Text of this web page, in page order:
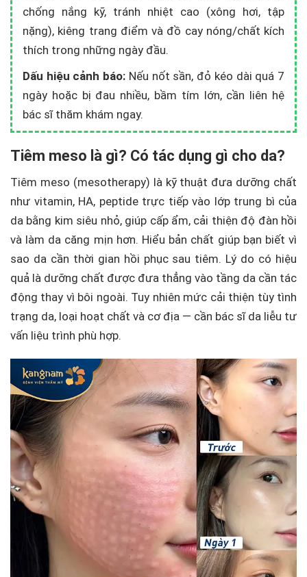
chống nắng kỹ, tránh nhiệt cao (xông hơi, tập
nặng), kiêng trang điểm và đồ cay nóng/chất kích
thích trong những ngày đầu.
Dấu hiệu cảnh báo: Nếu nốt sần, đỏ kéo dài quá 7
ngày hoặc bị đau nhiều, bầm tím lớn, cần liên hệ
bác sĩ thăm khám ngay.
Tiêm meso là gì? Có tác dụng gì cho da?
Tiêm meso (mesotherapy) là kỹ thuật đưa dưỡng chất
như vitamin, HA, peptide trực tiếp vào lớp trung bì của
da bằng kim siêu nhỏ, giúp cấp ẩm, cải thiện độ đàn hồi
và làm da căng mịn hơn. Hiểu bản chất giúp bạn biết vì
sao da cần thời gian hồi phục sau tiêm. Lý do có hiệu
quả là dưỡng chất được đưa thẳng vào tầng da cần tác
động thay vì bôi ngoài. Tuy nhiên mức cải thiện tùy tình
trạng da, loại hoạt chất và cơ địa — cần bác sĩ da liễu tư
vấn liệu trình phù hợp.